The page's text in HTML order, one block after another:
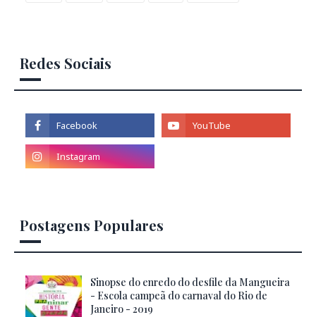
Redes Sociais
Postagens Populares
Sinopse do enredo do desfile da Mangueira
- Escola campeã do carnaval do Rio de
Janeiro - 2019